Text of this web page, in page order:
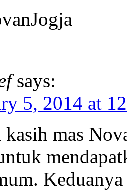
says:
5, 2014 at
kasih mas